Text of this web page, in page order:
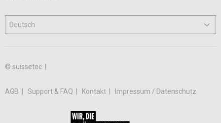
© suissetec |
AGB Support & FAQ Kontakt Impressum / Datenschutz